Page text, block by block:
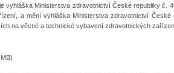
vyhláška Ministerstva zdravotnictví České republiky č.
a mění vyhláška Ministerstva zdravotnictví
na věcné a technické vybavení zdravotnických